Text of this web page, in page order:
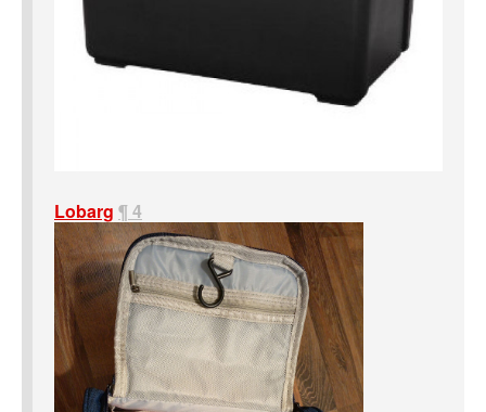
Lobarg ¶ 4